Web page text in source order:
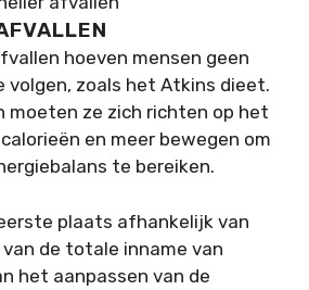
hoeven mensen geen
volgen, zoals het Atkins dieet.
moeten ze zich richten op het
en meer bewegen om
te bereiken.
plaats afhankelijk van
de totale inname van
het aanpassen van de